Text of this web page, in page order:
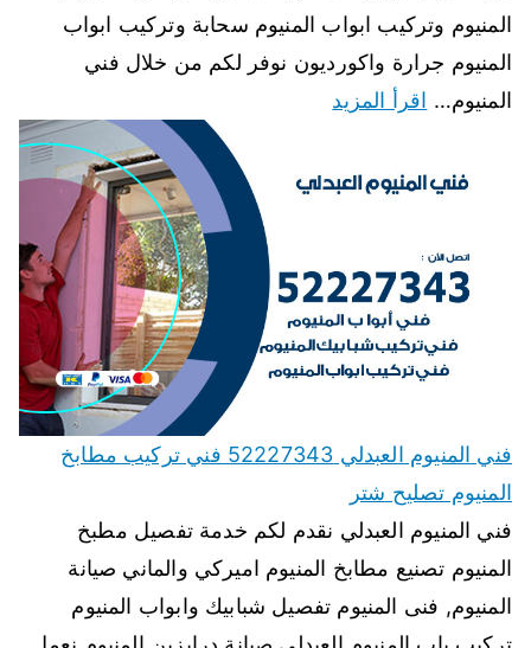
المنيوم وتركيب ابواب المنيوم سحابة وتركيب ابواب
المنيوم جرارة واكورديون نوفر لكم من خلال فني
المنيوم… اقرأ المزيد
فني المنيوم العبدلي 52227343 فني تركيب مطابخ
المنيوم تصليح شتر
فني المنيوم العبدلي نقدم لكم خدمة تفصيل مطبخ
المنيوم تصنيع مطابخ المنيوم اميركي والماني صيانة
المنيوم, فنى المنيوم تفصيل شبابيك وابواب المنيوم